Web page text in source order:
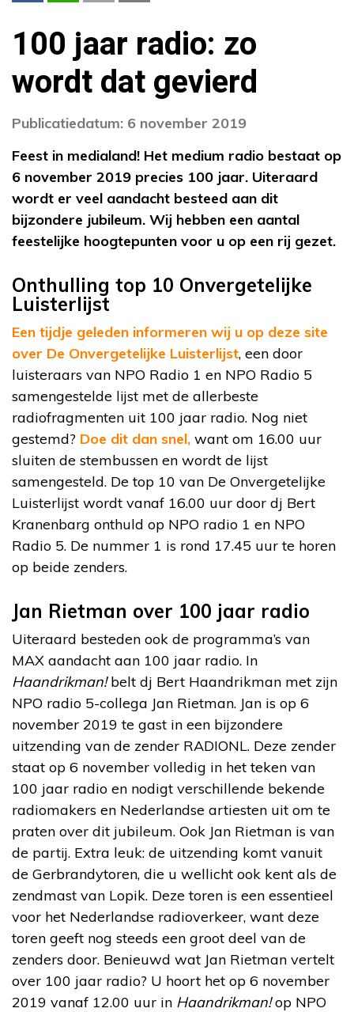
100 jaar radio: zo
wordt dat gevierd
Publicatiedatum: 6 november 2019
Feest in medialand! Het medium radio bestaat op
6 november 2019 precies 100 jaar. Uiteraard
wordt er veel aandacht besteed aan dit
bijzondere jubileum. Wij hebben een aantal
feestelijke hoogtepunten voor u op een rij gezet.
Onthulling top 10 Onvergetelijke
Luisterlijst
Een tijdje geleden informeren wij u op deze site
over De Onvergetelijke Luisterlijst, een door
luisteraars van NPO Radio 1 en NPO Radio 5
samengestelde lijst met de allerbeste
radiofragmenten uit 100 jaar radio. Nog niet
gestemd? Doe dit dan snel, want om 16.00 uur
sluiten de stembussen en wordt de lijst
samengesteld. De top 10 van De Onvergetelijke
Luisterlijst wordt vanaf 16.00 uur door dj Bert
Kranenbarg onthuld op NPO radio 1 en NPO
Radio 5. De nummer 1 is rond 17.45 uur te horen
op beide zenders.
Jan Rietman over 100 jaar radio
Uiteraard besteden ook de programma’s van
MAX aandacht aan 100 jaar radio. In
Haandrikman!belt dj Bert Haandrikman met zijn
NPO radio 5-collega Jan Rietman. Jan is op 6
november 2019 te gast in een bijzondere
uitzending van de zender RADIONL. Deze zender
staat op 6 november volledig in het teken van
100 jaar radio en nodigt verschillende bekende
radiomakers en Nederlandse artiesten uit om te
praten over dit jubileum. Ook Jan Rietman is van
de partij. Extra leuk: de uitzending komt vanuit
de Gerbrandytoren, die u wellicht ook kent als de
zendmast van Lopik. Deze toren is een essentieel
voor het Nederlandse radioverkeer, want deze
toren geeft nog steeds een groot deel van de
zenders door. Benieuwd wat Jan Rietman vertelt
over 100 jaar radio? U hoort het op 6 november
2019 vanaf 12.00 uur in Haandrikman!op NPO